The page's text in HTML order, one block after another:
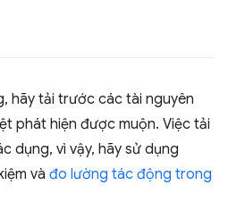
hãy tải trước các tài nguyên
phát hiện được muộn. Việc tải
dụng, vì vậy, hãy sử dụng
và đo lường tác động trong